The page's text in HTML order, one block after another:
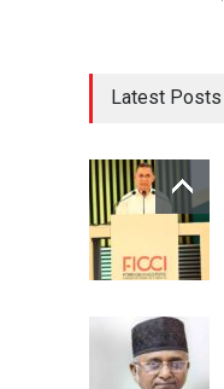
Latest Posts